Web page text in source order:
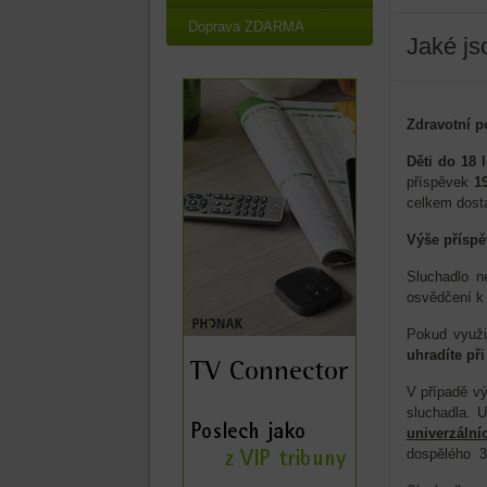
Jaké
Zdravotní
Děti do 18
příspěvek
celkem
Výše
Sluchadlo
osvědčení
Pokud
uhradíte
V případě
sluchadla.
dospělého
Doprava ZDARMA